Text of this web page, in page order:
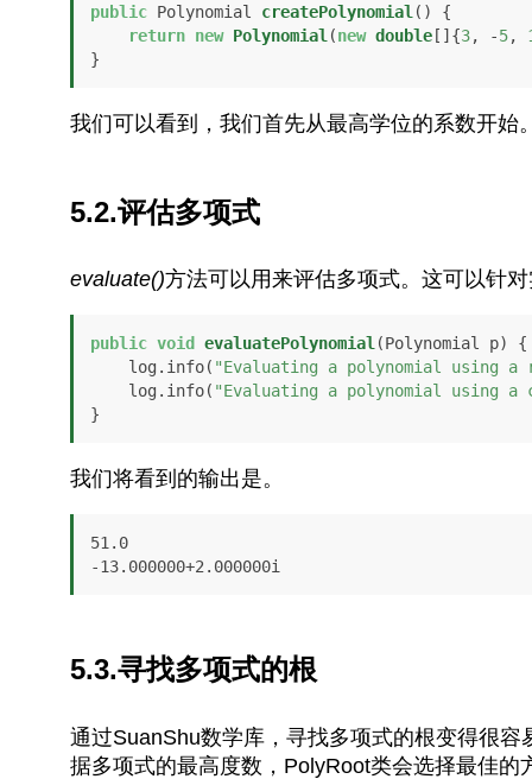
public Polynomial createPolynomial ()
{
return new Polynomial (new double[]{3, -5,
}
我们可以看到，我们首先从最高学位的系数开始
5.2.评估多项式
evaluate()方法可以用来评估多项式。这可以针
public void evaluatePolynomial (Polynomial p)
{
    log.info(
"Evaluating a polynomial using a
    log.info(
"Evaluating a polynomial using a
}
我们将看到的输出是。
51.0
-13.000000+2.000000i
5.3.寻找多项式的根
通过SuanShu数学库，寻找多项式的根变得很
据多项式的最高度数，PolyRoot类会选择最佳的